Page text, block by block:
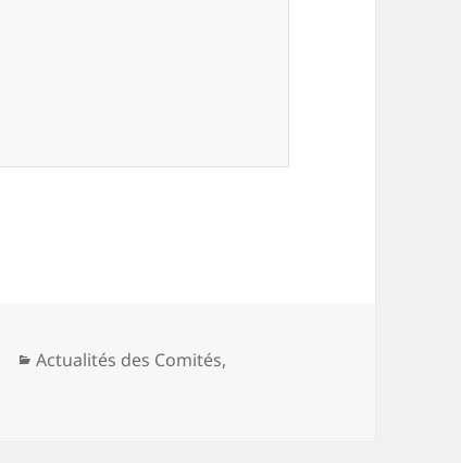
Catégories
Actualités des Comités,